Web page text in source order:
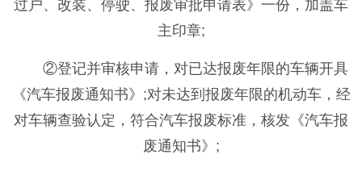
过户、改装、停驶、报废审批申请表》一份，加盖车
主印章;
②登记并审核申请，对已达报废年限的车辆开具
《汽车报废通知书》;对未达到报废年限的机动车，经
对车辆查验认定，符合汽车报废标准，核发《汽车报
废通知书》;